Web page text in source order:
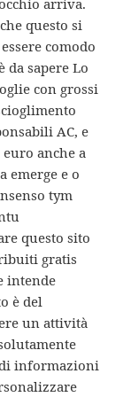
arriva.
questo si
comodo
da sapere Lo
con grossi
AC, e
anche a
emerge e o
tym
questo sito
gratis
intende
è del
un attività
di informazioni